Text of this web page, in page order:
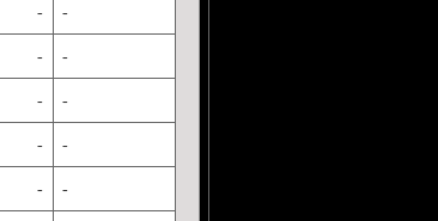
- -
- -
- -
- -
- -